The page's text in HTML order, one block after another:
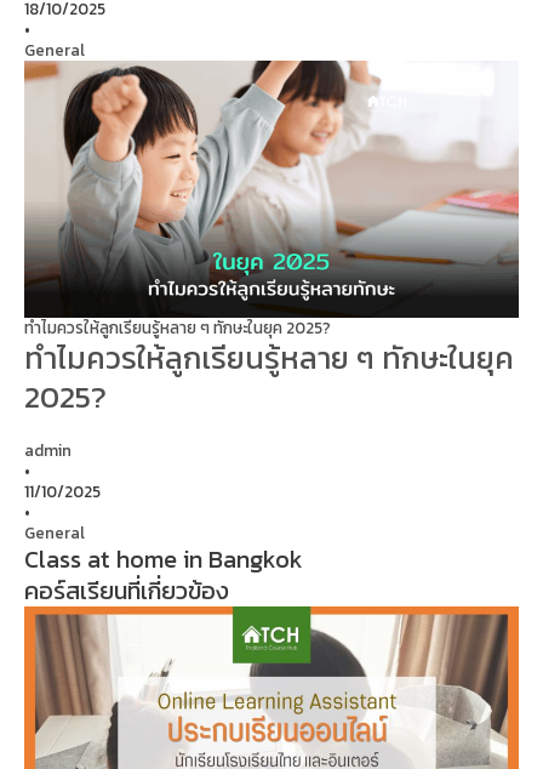
18/10/2025
•
General
ทำไมควรให้ลูกเรียนรู้หลาย ๆ ทักษะในยุค 2025?
ทำไมควรให้ลูกเรียนรู้หลาย ๆ ทักษะในยุค
2025?
admin
•
11/10/2025
•
General
Class at home in Bangkok
คอร์สเรียนที่เกี่ยวข้อง